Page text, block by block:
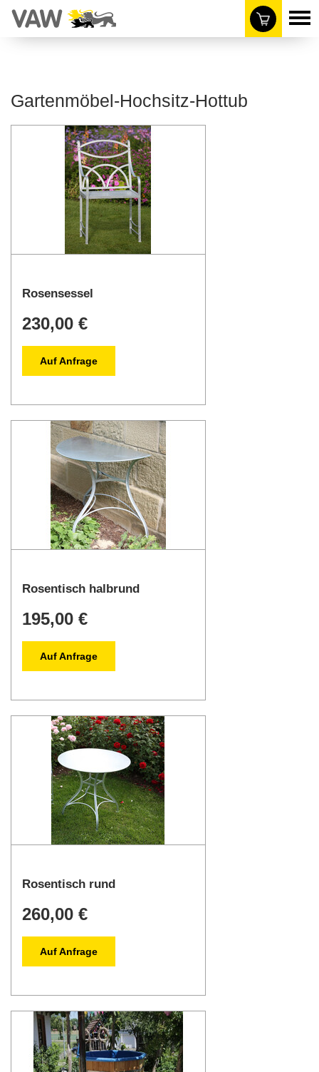
Gartenmöbel-Hochsitz-Hottub
Rosensessel
230,00 €
Auf Anfrage
Rosentisch halbrund
195,00 €
Auf Anfrage
Rosentisch rund
260,00 €
Auf Anfrage